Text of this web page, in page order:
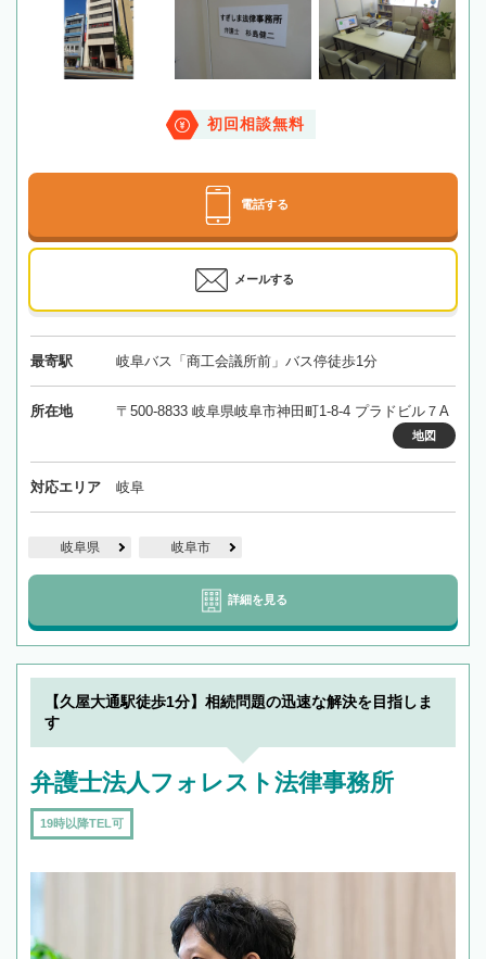
初回相談無料
電話する
メールする
最寄駅 岐阜バス「商工会議所前」バス停徒歩1分
所在地 〒500-8833 岐阜県岐阜市神田町1-8-4 プラドビル７A
地図
対応エリア 岐阜
岐阜県 岐阜市
詳細を見る
【久屋大通駅徒歩1分】相続問題の迅速な解決を目指しま
す
弁護士法人フォレスト法律事務所
19時以降TEL可